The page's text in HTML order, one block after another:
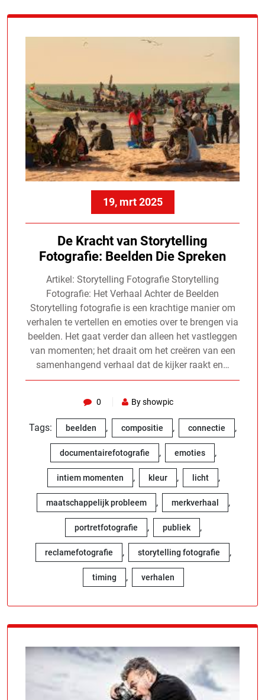
19, mrt 2025
De Kracht van Storytelling
Fotografie: Beelden Die Spreken
Artikel: Storytelling Fotografie Storytelling
Fotografie: Het Verhaal Achter de Beelden
Storytelling fotografie is een krachtige manier om
verhalen te vertellen en emoties over te brengen via
beelden. Het gaat verder dan alleen het vastleggen
van momenten; het draait om het creëren van een
samenhangend verhaal dat de kijker raakt en…
0 By showpic
Tags: beelden , compositie , connectie ,
documentairefotografie , emoties ,
intiem momenten , kleur , licht ,
maatschappelijk probleem , merkverhaal ,
portretfotografie , publiek ,
reclamefotografie , storytelling fotografie ,
timing , verhalen